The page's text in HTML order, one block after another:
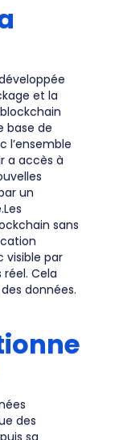
et la
base de
l’ensemble
a accès à
un
sans
visible par
Cela
données.
des
sa